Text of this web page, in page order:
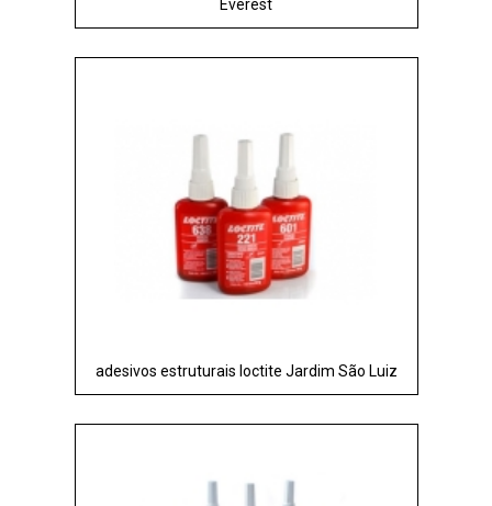
Everest
adesivos estruturais loctite Jardim São Luiz